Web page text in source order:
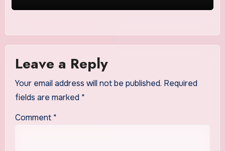
Leave a Reply
Your email address will not be published. Required
fields are marked *
Comment *